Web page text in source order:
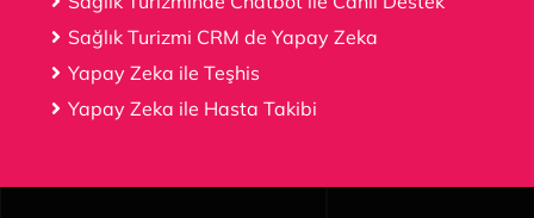
Sağlık Turizmi CRM de Yapay Zeka
Yapay Zeka ile Teşhis
Yapay Zeka ile Hasta Takibi